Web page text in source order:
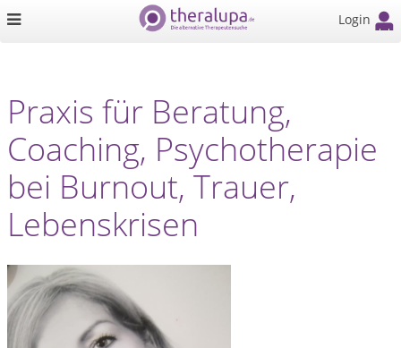
Login
Praxis für Beratung,
Coaching, Psychotherapie
bei Burnout, Trauer,
Lebenskrisen